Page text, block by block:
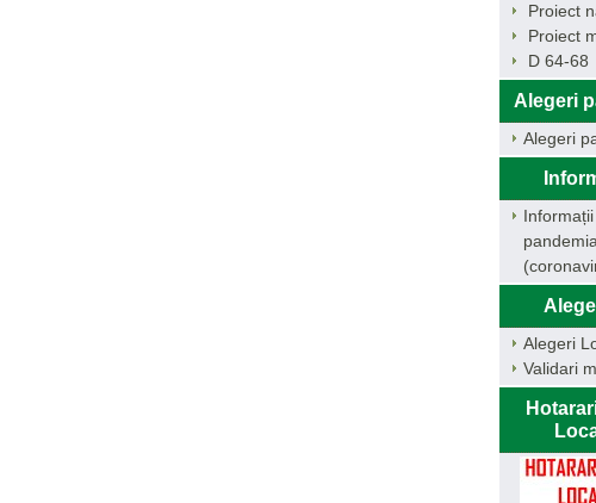
Proiect
Proiect
D 64-68
Alegeri
Alegeri
Alegeri
Validari